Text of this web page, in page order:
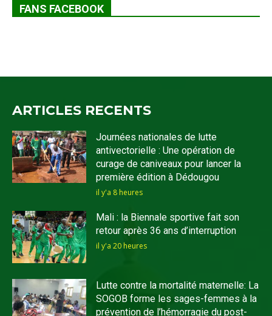
FANS FACEBOOK
ARTICLES RECENTS
Journées nationales de lutte
antivectorielle : Une opération de
curage de caniveaux pour lancer la
première édition à Dédougou
il y'a 8 heures
Mali : la Biennale sportive fait son
retour après 36 ans d’interruption
il y'a 20 heures
Lutte contre la mortalité maternelle: La
SOGOB forme les sages-femmes à la
prévention de l’hémorragie du post-